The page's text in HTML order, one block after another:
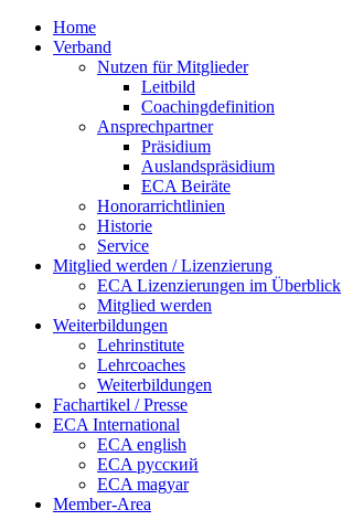
Home
Verband
Nutzen für Mitglieder
Leitbild
Coachingdefinition
Ansprechpartner
Präsidium
Auslandspräsidium
ECA Beiräte
Honorarrichtlinien
Historie
Service
Mitglied werden / Lizenzierung
ECA Lizenzierungen im Überblick
Mitglied werden
Weiterbildungen
Lehrinstitute
Lehrcoaches
Weiterbildungen
Fachartikel / Presse
ECA International
ECA english
ECA русский
ECA magyar
Member-Area